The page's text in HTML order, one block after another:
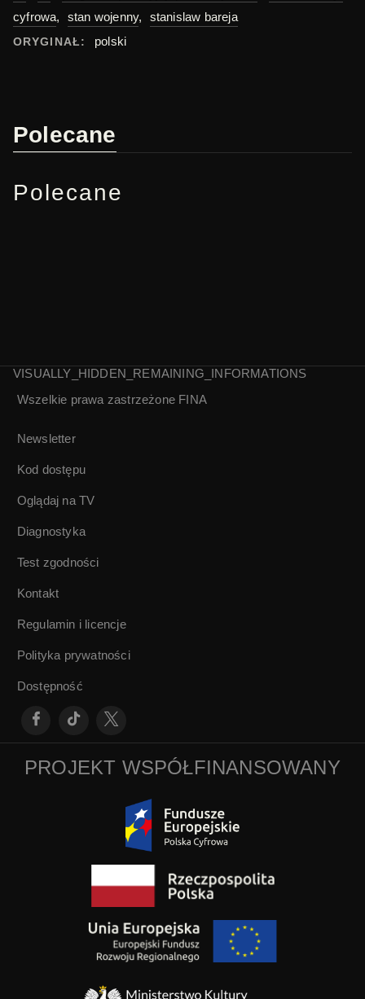
cyfrowa, stan wojenny, stanislaw bareja
ORYGINAŁ: polski
Polecane
Polecane
Gangsterzy i
Hoffman, Edward
Skórzewski |
Audiodeskrypcja
VISUALLY_HIDDEN_REMAINING_INFORMATIONS
Wszelkie prawa zastrzeżone FINA
Newsletter
Kod dostępu
Oglądaj na TV
Diagnostyka
Test zgodności
Kontakt
Regulamin i licencje
Polityka prywatności
Dostępność
PROJEKT WSPÓŁFINANSOWANY